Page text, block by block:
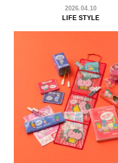
2026.04.10
LIFE STYLE